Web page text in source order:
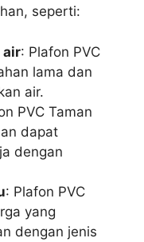
seperti:
air: Plafon PVC
lama dan
air.
PVC Taman
dapat
dengan
: Plafon PVC
yang
dengan jenis